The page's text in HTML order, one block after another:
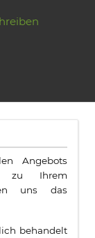
Angebots
zu Ihrem
uns das
behandelt